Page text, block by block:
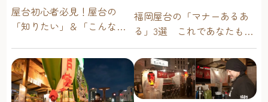
屋台初心者必見！屋台の
「知りたい」＆「こんな時
問に答えます！
福岡屋台の「マナーあるあ
る」3選 これであなたも屋
台通！